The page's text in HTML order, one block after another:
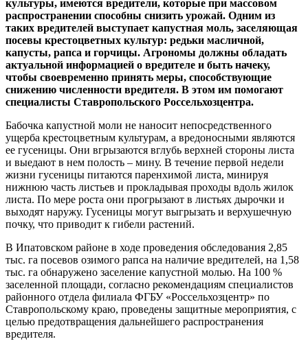
культуры, имеются вредители, которые при массовом
распространении способны снизить урожай. Одним из
таких вредителей выступает капустная моль, заселяющая
посевы крестоцветных культур: редьки масличной,
капусты, рапса и горчицы. Агрономы должны обладать
актуальной информацией о вредителе и быть начеку,
чтобы своевременно принять меры, способствующие
снижению численности вредителя. В этом им помогают
специалисты Ставропольского Россельхозцентра.
Бабочка капустной моли не наносит непосредственного
ущерба крестоцветным культурам, а вредоносными являются
ее гусеницы. Они вгрызаются вглубь верхней стороны листа
и выедают в нем полость – мину. В течение первой недели
жизни гусеницы питаются паренхимой листа, минируя
нижнюю часть листьев и прокладывая проходы вдоль жилок
листа. По мере роста они прогрызают в листьях дырочки и
выходят наружу. Гусеницы могут выгрызать и верхушечную
почку, что приводит к гибели растений.
В Ипатовском районе в ходе проведения обследования 2,85
тыс. га посевов озимого рапса на наличие вредителей, на 1,58
тыс. га обнаружено заселение капустной молью. На 100 %
заселенной площади, согласно рекомендациям специалистов
районного отдела филиала ФГБУ «Россельхозцентр» по
Ставропольскому краю, проведены защитные мероприятия, с
целью предотвращения дальнейшего распространения
вредителя.